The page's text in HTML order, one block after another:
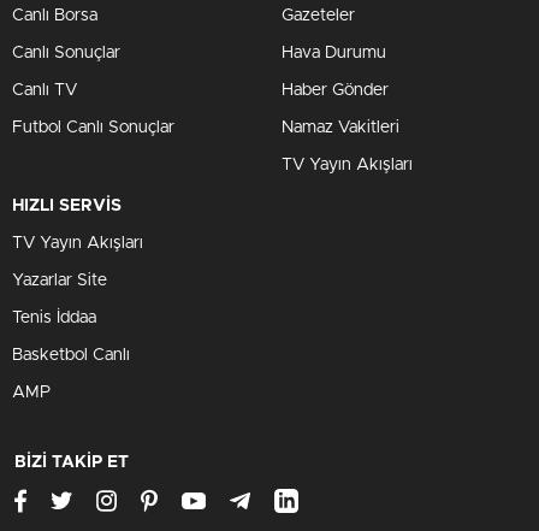
Canlı Borsa
Canlı Sonuçlar
Canlı TV
Futbol Canlı Sonuçlar
Gazeteler
Hava Durumu
Haber Gönder
Namaz Vakitleri
TV Yayın Akışları
HIZLI SERVİS
TV Yayın Akışları
Yazarlar Site
Tenis İddaa
Basketbol Canlı
AMP
BİZİ TAKİP ET